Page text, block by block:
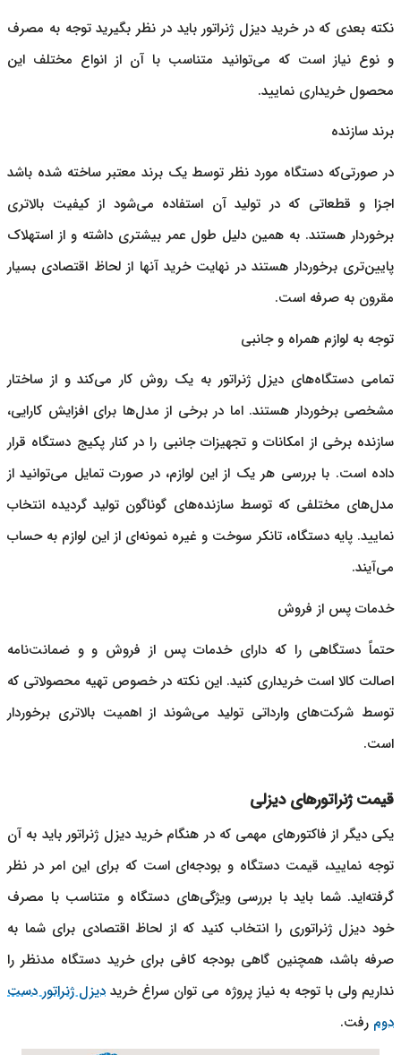
نکته بعدی که در خریددیزل ژنراتورباید در نظر بگیرید توجه به مصرف
و نوع نیاز است که می‌توانید متناسب با آن از انواع مختلف این
محصول خریداری نمایید.
برند سازنده
در صورتی‌که دستگاه مورد نظر توسط یک برند معتبر ساخته شده باشد
اجزا و قطعاتی که در تولید آن استفاده می‌شود از کیفیت بالاتری
برخوردار هستند. به همین دلیل طول عمر بیشتری داشته و از استهلاک
پایین‌تری برخوردار هستند در نهایت خرید آنها از لحاظ اقتصادی بسیار
مقرون به صرفه است.
توجه به لوازم همراه و جانبی
تمامی دستگاه‌های دیزل ژنراتوربه یک روش کار می‌کند و از ساختار
مشخصی برخوردار هستند. اما در برخی از مدل‌ها برای افزایش کارایی،
سازنده برخی از امکانات و تجهیزات جانبی را در کنار پکیج دستگاه قرار
داده است. با بررسی هر یک از این لوازم، در صورت تمایل می‌توانید از
مدل‌های مختلفی که توسط سازنده‌های گوناگون تولید گردیده انتخاب
نمایید. پایه دستگاه، تانکر سوخت و غیره نمونه‌ای از این لوازم به حساب
می‌آیند.
خدمات پس از فروش
حتماً دستگاهی را که دارای خدمات پس از فروش و و ضمانت‌نامه
اصالت کالا است خریداری کنید. این نکته در خصوص تهیه محصولاتی که
توسط شرکت‌های وارداتی تولید می‌شوند از اهمیت بالاتری برخوردار
است.
قیمت ژنراتورهای دیزلی
یکی دیگر از فاکتورهای مهمی که در هنگام خریددیزل ژنراتورباید به آن
توجه نمایید، قیمت دستگاه و بودجه‌ای است که برای این امر در نظر
گرفته‌اید. شما باید با بررسی ویژگی‌های دستگاه و متناسب با مصرف
خود دیزل ژنراتوری را انتخاب کنید که از لحاظ اقتصادی برای شما به
صرفه باشد، همچنین گاهی بودجه کافی برای خرید دستگاه مدنظر را
نداریم ولی با توجه به نیاز پروژه می توان سراغ خریددیزل ژنراتور دست
دومرفت.